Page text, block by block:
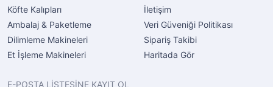
Köfte Kalıpları
Ambalaj & Paketleme
Dilimleme Makineleri
Et İşleme Makineleri
İletişim
Veri Güveniği Politikası
Sipariş Takibi
Haritada Gör
E-POSTA LİSTESİNE KAYIT OL